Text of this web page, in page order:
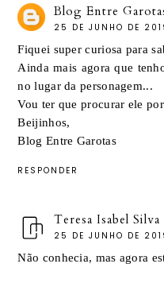
Blog Entre
25 DE JUNHO DE
Fiquei super curiosa para
Ainda mais agora que
no lugar da personagem...
Vou ter que procurar ele
Beijinhos,
Blog Entre Garotas
RESPONDER
Teresa Isabel Silva
25 DE JUNHO DE
Não conhecia, mas agora